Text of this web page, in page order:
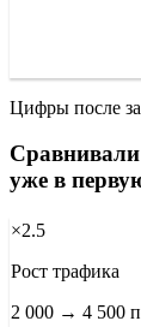
Цифры после
уже в
×2.5
Рост трафика
2 000 → 4 500